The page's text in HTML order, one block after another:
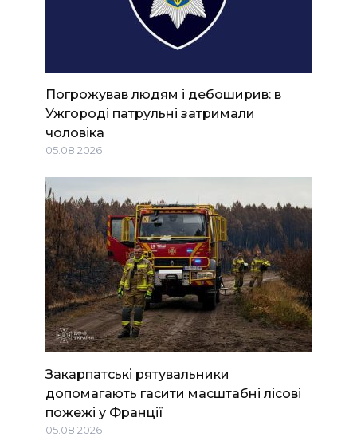
Погрожував людям і дебоширив: в
Ужгороді патрульні затримали
чоловіка
05.08.2026
Закарпатські рятувальники
допомагають гасити масштабні лісові
пожежі у Франції
05.08.2026